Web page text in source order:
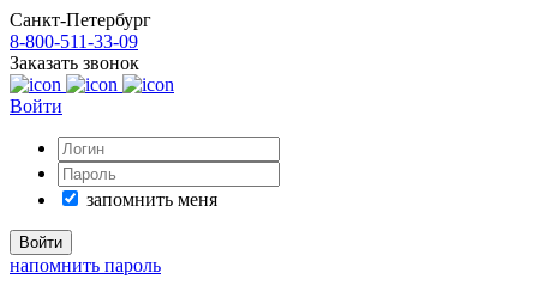
Санкт-Петербург
8-800-511-33-09
Заказать звонок
Войти
запомнить меня
напомнить пароль